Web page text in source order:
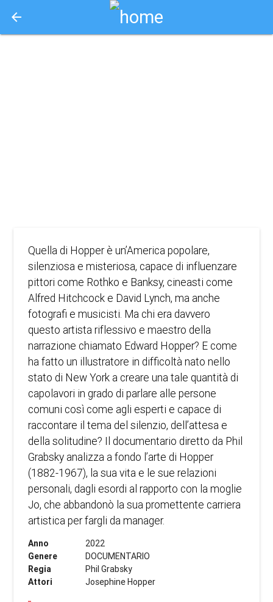
arrow_back
Quella di Hopper è un’America popolare,
silenziosa e misteriosa, capace di influenzare
pittori come Rothko e Banksy, cineasti come
Alfred Hitchcock e David Lynch, ma anche
fotografi e musicisti. Ma chi era davvero
questo artista riflessivo e maestro della
narrazione chiamato Edward Hopper? E come
ha fatto un illustratore in difficoltà nato nello
stato di New York a creare una tale quantità di
capolavori in grado di parlare alle persone
comuni così come agli esperti e capace di
raccontare il tema del silenzio, dell’attesa e
della solitudine? Il documentario diretto da Phil
Grabsky analizza a fondo l’arte di Hopper
(1882-1967), la sua vita e le sue relazioni
personali, dagli esordi al rapporto con la moglie
Jo, che abbandonò la sua promettente carriera
artistica per fargli da manager.
Anno
2022
Genere
DOCUMENTARIO
Regia
Phil Grabsky
Attori
Josephine Hopper